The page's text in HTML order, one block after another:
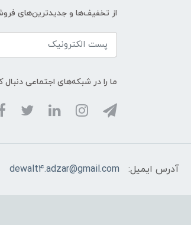
از تخفیف‌ها و جدیدترین‌های
ما را در شبکه‌های اجتماعی دنبال
آدرس ایمیل: dewalt4.adzar@gmail.com